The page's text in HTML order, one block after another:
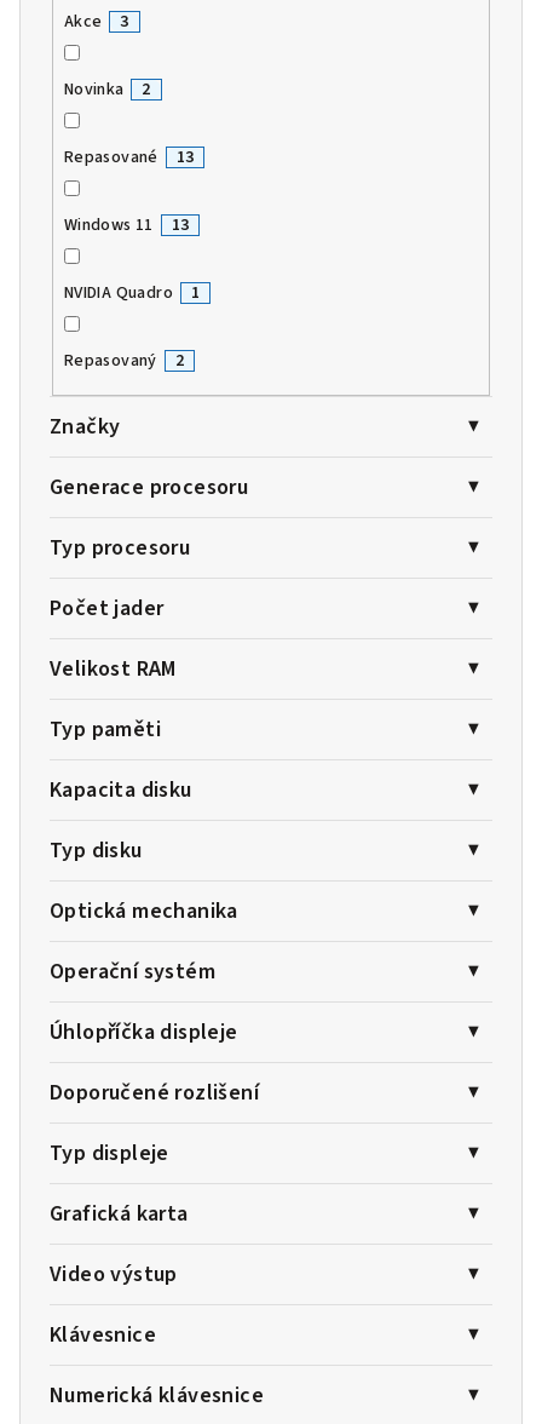
Akce 3
Novinka 2
Repasované 13
Windows 11 13
NVIDIA Quadro 1
Repasovaný 2
Značky
Generace procesoru
Typ procesoru
Počet jader
Velikost RAM
Typ paměti
Kapacita disku
Typ disku
Optická mechanika
Operační systém
Úhlopříčka displeje
Doporučené rozlišení
Typ displeje
Grafická karta
Video výstup
Klávesnice
Numerická klávesnice